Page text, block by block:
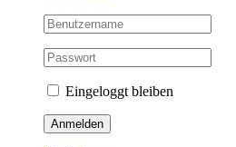
Eingeloggt bleiben